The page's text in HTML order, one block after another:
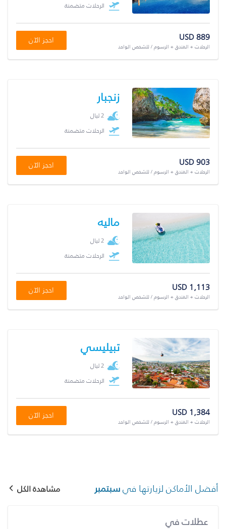
الرحلات متضمنة
USD 889
الرحلات + الفندق + الرسوم / للشخص الواحد
احجز الآن
زنجبار
2 ليال
الرحلات متضمنة
USD 903
الرحلات + الفندق + الرسوم / للشخص الواحد
احجز الآن
ماليه
2 ليال
الرحلات متضمنة
USD 1,113
الرحلات + الفندق + الرسوم / للشخص الواحد
احجز الآن
تبيليسي
2 ليال
الرحلات متضمنة
USD 1,384
الرحلات + الفندق + الرسوم / للشخص الواحد
احجز الآن
أفضل الأماكن لزيارتها فيسبتمبر مشاهدة الكل
عطلات في